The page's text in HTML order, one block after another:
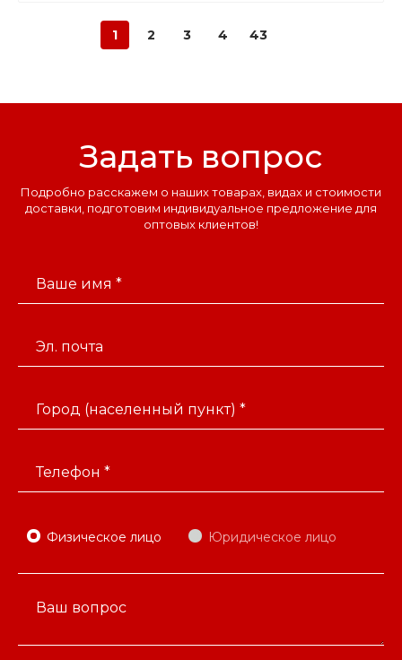
1 2 3 4 43
Задать вопрос
Подробно расскажем о наших товарах, видах и стоимости
доставки, подготовим индивидуальное предложение для
оптовых клиентов!
Ваше имя *
Эл. почта
Город (населенный пункт) *
Телефон *
Физическое лицо Юридическое лицо
Ваш вопрос